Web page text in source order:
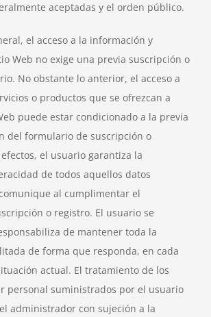
aceptadas y el orden público.
el acceso a la información y
Web no exige una previa suscripción o
No obstante lo anterior, el acceso a
o productos que se ofrezcan a
puede estar condicionado a la previa
del formulario de suscripción o
el usuario garantiza la
de todos aquellos datos
al cumplimentar el
o registro. El usuario se
de mantener toda la
de forma que responda, en cada
actual. El tratamiento de los
personal suministrados por el usuario
administrador con sujeción a la